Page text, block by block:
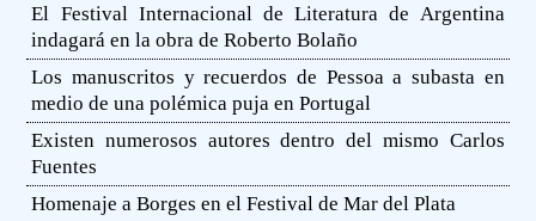
El Festival Internacional de Literatura de Argentina
indagará en la obra de Roberto Bolaño
Los manuscritos y recuerdos de Pessoa a subasta en
medio de una polémica puja en Portugal
Existen numerosos autores dentro del mismo Carlos
Fuentes
Homenaje a Borges en el Festival de Mar del Plata